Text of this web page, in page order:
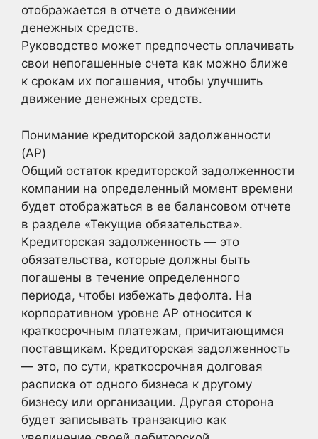
отображается в отчете о движении
денежных средств.
Руководство может предпочесть оплачивать
свои непогашенные счета как можно ближе
к срокам их погашения, чтобы улучшить
движение денежных средств.
Понимание кредиторской задолженности
(AP)
Общий остаток кредиторской задолженности
компании на определенный момент времени
будет отображаться в ее балансовом отчете
в разделе «Текущие обязательства».
Кредиторская задолженность — это
обязательства, которые должны быть
погашены в течение определенного
периода, чтобы избежать дефолта. На
корпоративном уровне AP относится к
краткосрочным платежам, причитающимся
поставщикам. Кредиторская задолженность
— это, по сути, краткосрочная долговая
расписка от одного бизнеса к другому
бизнесу или организации. Другая сторона
будет записывать транзакцию как